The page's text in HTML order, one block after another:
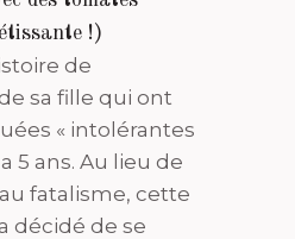
!)
de
sa fille qui ont
« intolérantes
5 ans. Au lieu de
fatalisme, cette
décidé de se